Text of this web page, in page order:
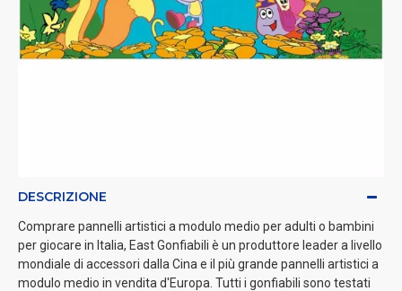
DESCRIZIONE
Comprare pannelli artistici a modulo medio per adulti o bambini
per giocare in Italia, East Gonfiabili è un produttore leader a livello
mondiale di accessori dalla Cina e il più grande pannelli artistici a
modulo medio in vendita d'Europa. Tutti i gonfiabili sono testati